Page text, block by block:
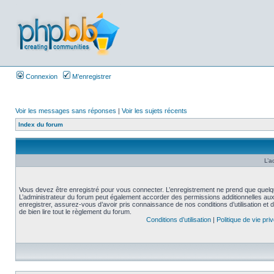
Connexion M’enregistrer
Voir les messages sans réponses | Voir les sujets récents
Index du forum
Vous devez être enregistré pour vous connecter. L’enregistrement ne prend que
L’administrateur du forum peut également accorder des permissions additionnelles
enregistrer, assurez-vous d’avoir pris connaissance de nos conditions d’utilisation et
de bien lire tout le règlement du forum.
Conditions d’utilisation| Politique de vie